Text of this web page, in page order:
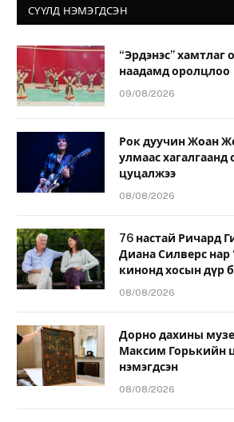
СҮҮЛД НЭМЭГДСЭН
“Эрдэнэс” хамтлаг
наадамд оролцлоо
09/08/2026
Рок дуучин Жоан
улмаас хагалгаанд
цуцалжээ
08/08/2026
76 настай Ричард
Диана Силверс нар
кинонд хосын дүр
08/08/2026
Дорно дахины
Максим Горькийн
нэмэгдсэн
08/08/2026